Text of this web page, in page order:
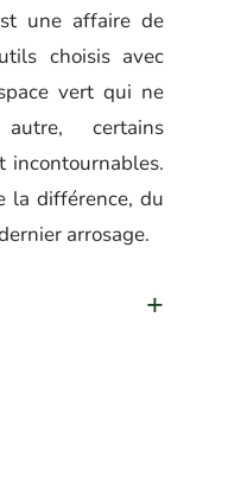
une affaire de
choisis avec
vert qui ne
certains
incontournables.
la différence, du
arrosage.